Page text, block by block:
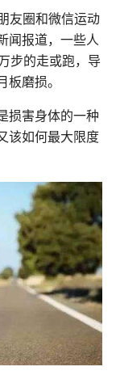
友圈和微信运动
闻报道，一些人
步的走或跑，导
板磨损。
损害身体的一种
该如何最大限度